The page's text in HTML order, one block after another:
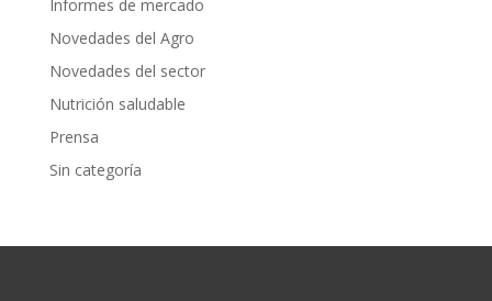
Informes de mercado
Novedades del Agro
Novedades del sector
Nutrición saludable
Prensa
Sin categoría